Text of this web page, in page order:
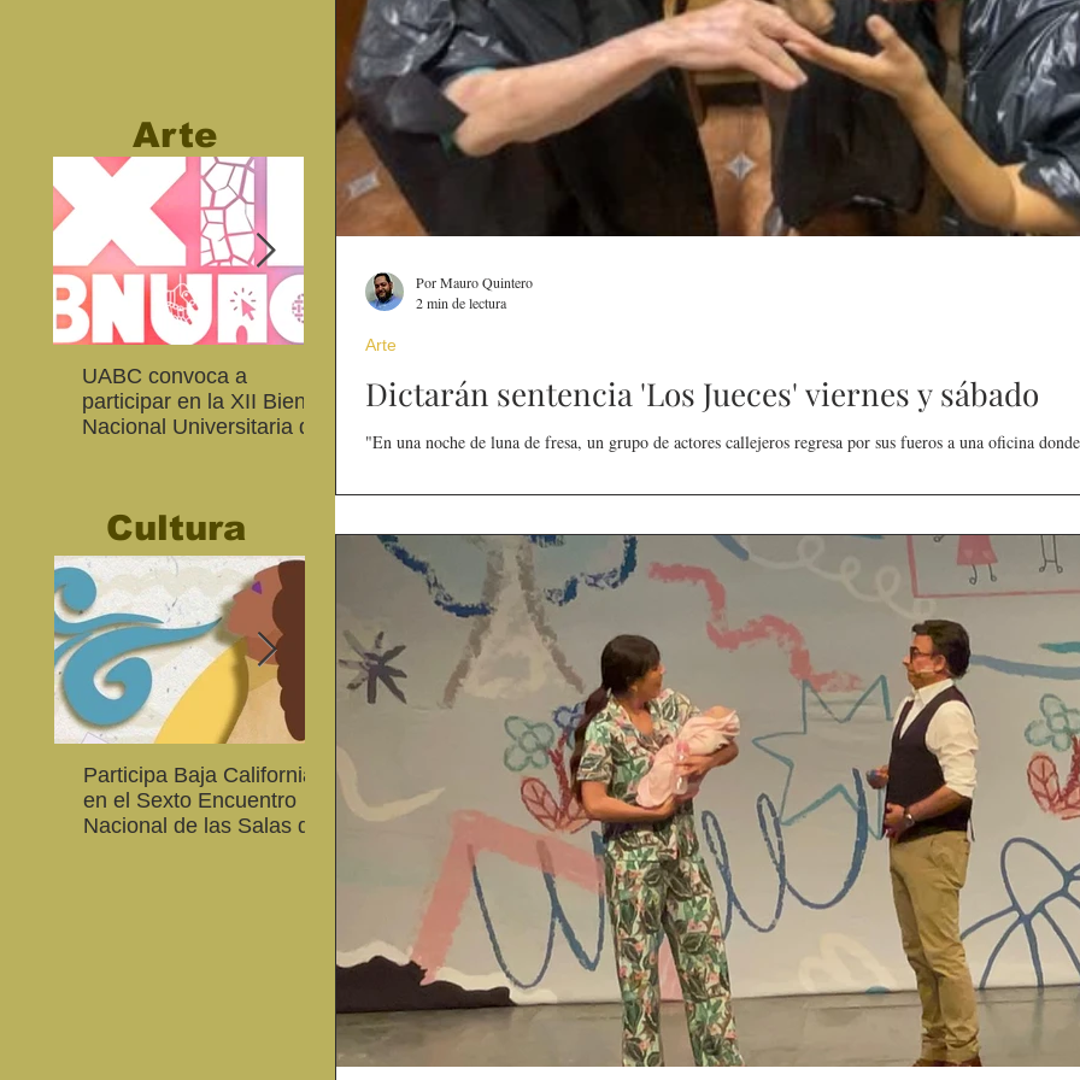
Dictarán sentencia 'Los Jueces' viernes y sábado
"En una noche de luna de fresa, un grupo de actores callejeros regresa por sus fueros a una oficina
Arte
Por Mauro Quintero
2 min de lectura
Arte
UABC convoca a
participar en la XII Bienal
Nacional Universitaria de
Abierta convocatoria de la
XIV Bienal de Fotografía
CETYS prepara la edición
2026 de la Feria de Arte
Presenta Heras 'Una de
tantas'
Cultura
Participa Baja California
en el Sexto Encuentro
Nacional de las Salas de
Cultura BC invita a
integrarse a la Red
Estatal de Música 2026
Gobierno de Baja
California reconocerá a
guardianes del patrimonio
cultural
Cristina Rivera Garza
reflexiona sobre
justicia y literatura